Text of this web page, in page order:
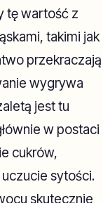
tę wartość z
takimi jak
przekraczają
wygrywa
jest tu
w postaci
cukrów,
uczucie sytości.
skutecznie